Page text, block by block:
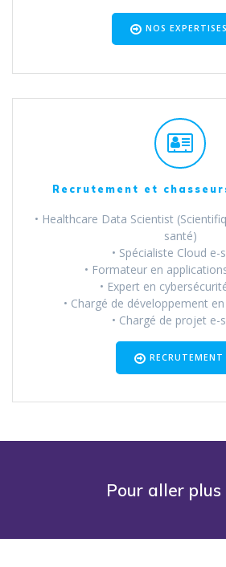
NOS EXPERTISES
Recrutement et
• Healthcare Data Scientist
santé)
• Spécialiste Cloud e-
• Formateur en
• Expert en
• Chargé de développement
• Chargé de projet e-
RECRUTEMENT
Pour aller plus